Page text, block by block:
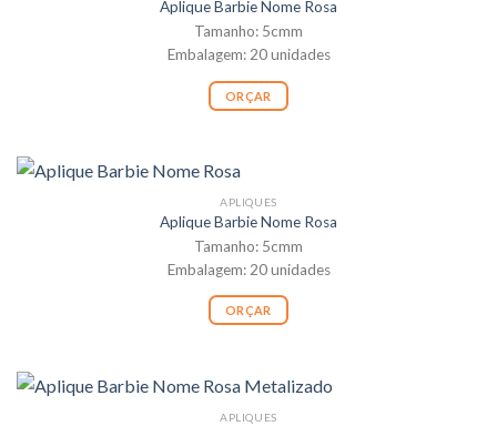
Aplique Barbie Nome Rosa
Tamanho: 5cmm
Embalagem: 20 unidades
ORÇAR
APLIQUES
Aplique Barbie Nome Rosa
Tamanho: 5cmm
Embalagem: 20 unidades
ORÇAR
APLIQUES